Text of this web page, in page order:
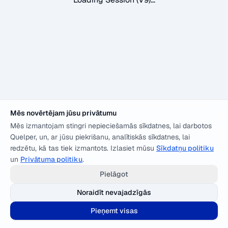
Mēs novērtējam jūsu privātumu
Mēs izmantojam stingri nepieciešamās sīkdatnes, lai darbotos
Quelper, un, ar jūsu piekrišanu, analītiskās sīkdatnes, lai
redzētu, kā tas tiek izmantots. Izlasiet mūsu Sīkdatņu politiku
un Privātuma politiku.
Pielāgot
Noraidīt nevajadzīgās
Pieņemt visas